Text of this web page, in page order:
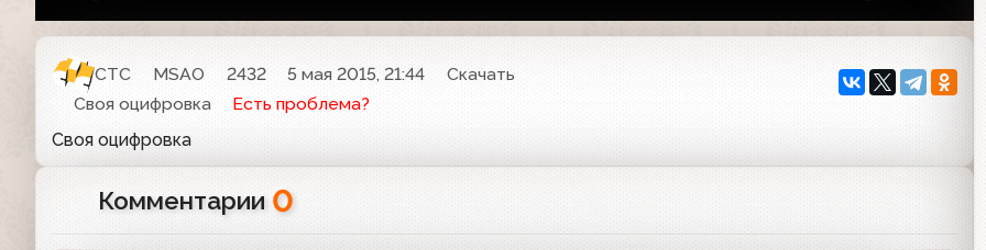
СТС MSAO 2432 5 мая 2015, 21:44
Скачать
Своя оцифровка
Есть проблема?
Своя оцифровка
Комментарии 0